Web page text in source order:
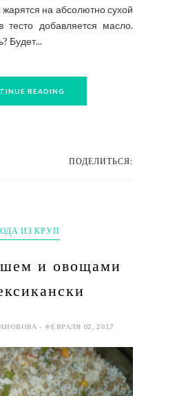
жарятся на абсолютно сухой
тесто добавляется масло.
Будет...
READING
ПОДЕЛИТЬСЯ:
ИЗ КРУП
и овощами
- ФЕВРАЛЯ 02, 2017